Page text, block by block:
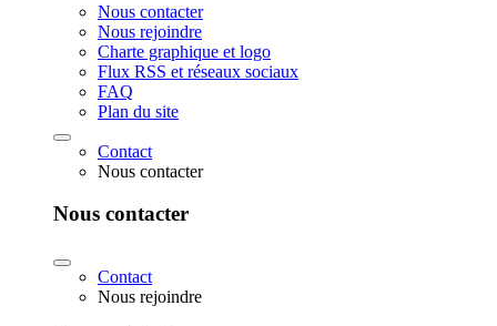
Nous contacter
Nous rejoindre
Charte graphique et logo
Flux RSS et réseaux sociaux
FAQ
Plan du site
Contact
Nous contacter
Nous contacter
Contact
Nous rejoindre